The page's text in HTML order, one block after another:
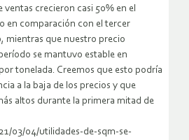
ventas crecieron casi 50% en el
en comparación con el tercer
mientras que nuestro precio
se mantuvo estable en
tonelada. Creemos que esto podría
a la baja de los precios y que
altos durante la primera mitad de
03/04/utilidades-de-sqm-se-